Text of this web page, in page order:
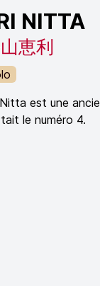
NITTA
恵利
est une
le numéro 4.